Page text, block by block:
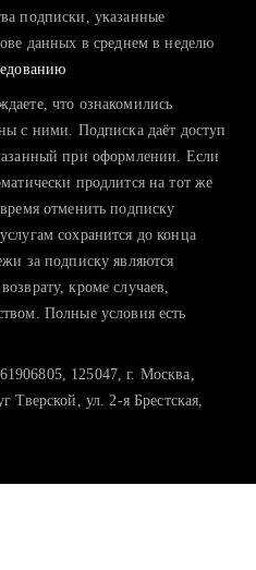
поиск и вручную поднимаете
и оценить шансы
подписки, указанные
данных в среднем в неделю
что ознакомились
с ними. Подписка даёт доступ
при оформлении. Если
продлится на тот же
отменить подписку
сохранится до конца
за подписку являются
кроме случаев,
Полные условия есть
125047, г. Москва,
ул. 2-я Брестская,